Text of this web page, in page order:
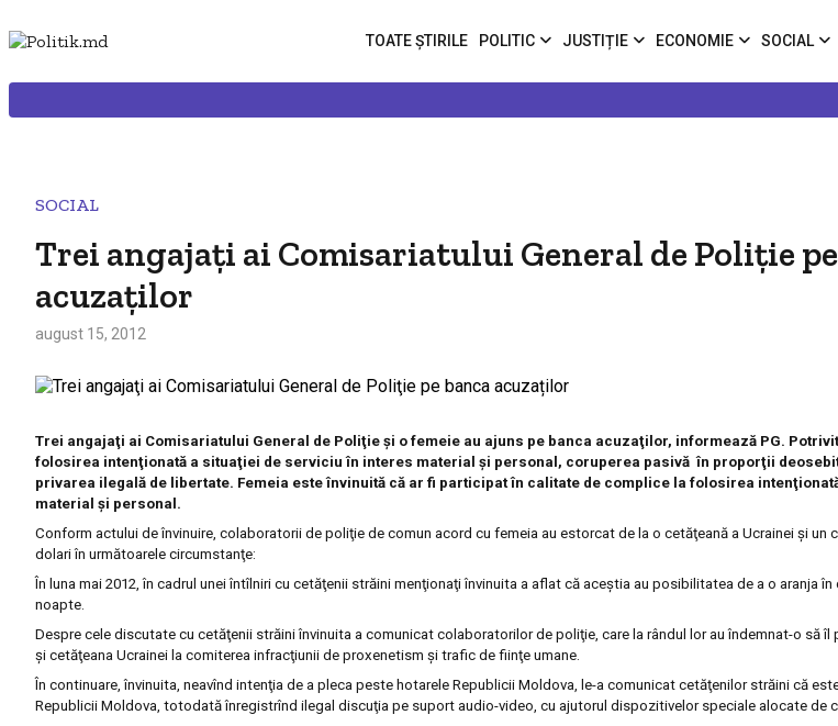
TOATE ȘTIRILE POLITIC JUSTIȚIE ECONOMIE SOCIAL
SOCIAL
Trei angajaţi ai Comisariatului General de Poliţie
acuzaților
august 15, 2012
Trei angajaţi ai Comisariatului General de Poliţie și o femeie au ajuns pe banca acuzaţilor, informează PG.
folosirea intenţionată a situaţiei de serviciu în interes material şi personal, coruperea pasivă în proporţii
privarea ilegală de libertate. Femeia este învinuită că ar fi participat în calitate de complice la folosirea
material şi personal.
Conform actului de învinuire, colaboratorii de poliţie de comun acord cu femeia au estorcat de la o cetăţeană a Ucrainei şi un
dolari în următoarele circumstanţe:
În luna mai 2012, în cadrul unei întîlniri cu cetăţenii străini menţionaţi învinuita a aflat că aceştia au posibilitatea de a o aranja
noapte.
Despre cele discutate cu cetăţenii străini învinuita a comunicat colaboratorilor de poliţie, care la rândul lor au îndemnat-o să îl
şi cetăţeana Ucrainei la comiterea infracţiunii de proxenetism şi trafic de fiinţe umane.
În continuare, învinuita, neavînd intenţia de a pleca peste hotarele Republicii Moldova, le-a comunicat cetăţenilor străini că
Republicii Moldova, totodată înregistrînd ilegal discuţia pe suport audio-video, cu ajutorul dispozitivelor speciale alocate de